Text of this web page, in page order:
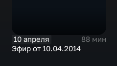
10 апреля
88 мин
Эфир от 10.04.2014